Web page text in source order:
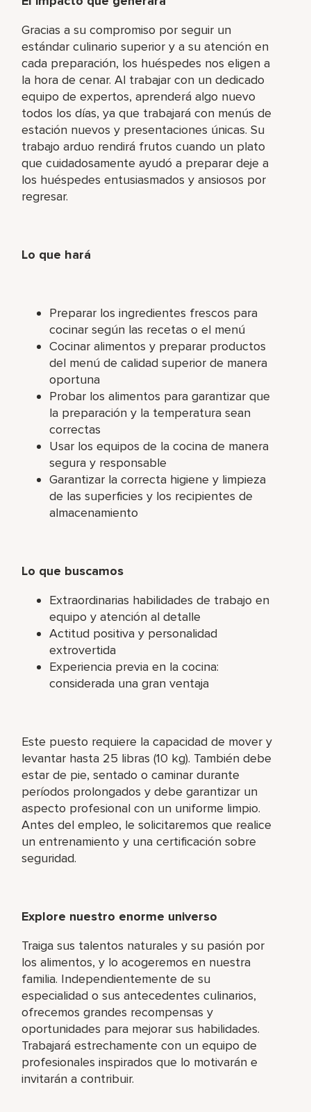
Gracias a su compromiso por seguir un
estándar culinario superior y a su atención en
cada preparación, los huéspedes nos eligen a
la hora de cenar. Al trabajar con un dedicado
equipo de expertos, aprenderá algo nuevo
todos los días, ya que trabajará con menús de
estación nuevos y presentaciones únicas. Su
trabajo arduo rendirá frutos cuando un plato
que cuidadosamente ayudó a preparar deje a
los huéspedes entusiasmados y ansiosos por
regresar.
Lo que hará
Preparar los ingredientes frescos para
cocinar según las recetas o el menú
Cocinar alimentos y preparar productos
del menú de calidad superior de manera
oportuna
Probar los alimentos para garantizar que
la preparación y la temperatura sean
correctas
Usar los equipos de la cocina de manera
segura y responsable
Garantizar la correcta higiene y limpieza
de las superficies y los recipientes de
almacenamiento
Lo que buscamos
Extraordinarias habilidades de trabajo en
equipo y atención al detalle
Actitud positiva y personalidad
extrovertida
Experiencia previa en la cocina:
considerada una gran ventaja
Este puesto requiere la capacidad de mover y
levantar hasta 25 libras (10 kg). También debe
estar de pie, sentado o caminar durante
períodos prolongados y debe garantizar un
aspecto profesional con un uniforme limpio.
Antes del empleo, le solicitaremos que realice
un entrenamiento y una certificación sobre
seguridad.
Explore nuestro enorme universo
Traiga sus talentos naturales y su pasión por
los alimentos, y lo acogeremos en nuestra
familia. Independientemente de su
especialidad o sus antecedentes culinarios,
ofrecemos grandes recompensas y
oportunidades para mejorar sus habilidades.
Trabajará estrechamente con un equipo de
profesionales inspirados que lo motivarán e
invitarán a contribuir.